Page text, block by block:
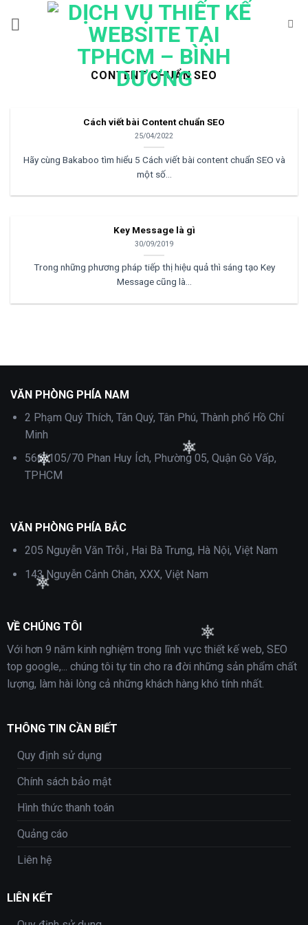
CONTENT CHUẨN SEO
Cách viết bài Content chuẩn SEO
25/04/2022
Hãy cùng Bakaboo tìm hiểu 5 Cách viết bài content chuẩn SEO và
một số...
Key Message là gì
30/09/2019
Trong những phương pháp tiếp thị hiệu quả thì sáng tạo Key
Message cũng là...
VĂN PHÒNG PHÍA NAM
2 Phạm Quý Thích, Tân Quý, Tân Phú, Thành phố Hồ Chí
Minh
566/105/70 Phan Huy Ích, Phường 05, Quận Gò Vấp,
TPHCM
VĂN PHÒNG PHÍA BẮC
205 Nguyễn Văn Trỗi , Hai Bà Trưng, Hà Nội, Việt Nam
143 Nguyễn Cảnh Chân, XXX, Việt Nam
VỀ CHÚNG TÔI
Với hơn 9 năm kinh nghiệm trong lĩnh vực thiết kế web, SEO
top google,... chúng tôi tự tin cho ra đời những sản phẩm chất
lượng, làm hài lòng cả những khách hàng khó tính nhất.
THÔNG TIN CẦN BIẾT
Quy định sử dụng
Chính sách bảo mật
Hình thức thanh toán
Quảng cáo
Liên hệ
LIÊN KẾT